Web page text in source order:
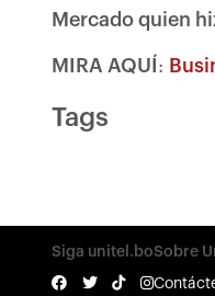
Mercado quien
MIRA AQUÍ :
Tags
Siga unitel.boSobre